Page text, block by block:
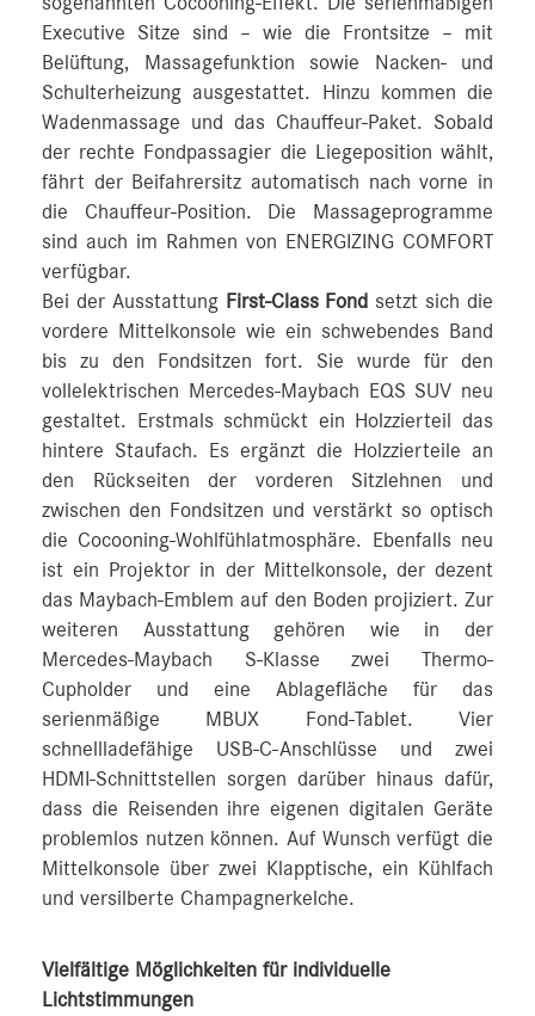
Executive Sitze sind – wie die Frontsitze – mit
Belüftung, Massagefunktion sowie Nacken- und
Schulterheizung ausgestattet. Hinzu kommen die
Wadenmassage und das Chauffeur-Paket. Sobald
der rechte Fondpassagier die Liegeposition wählt,
fährt der Beifahrersitz automatisch nach vorne in
die Chauffeur-Position. Die Massageprogramme
sind auch im Rahmen von ENERGIZING COMFORT
verfügbar.
Bei der Ausstattung First-Class Fond setzt sich die
vordere Mittelkonsole wie ein schwebendes Band
bis zu den Fondsitzen fort. Sie wurde für den
vollelektrischen Mercedes-Maybach EQS SUV neu
gestaltet. Erstmals schmückt ein Holzzierteil das
hintere Staufach. Es ergänzt die Holzzierteile an
den Rückseiten der vorderen Sitzlehnen und
zwischen den Fondsitzen und verstärkt so optisch
die Cocooning-Wohlfühlatmosphäre. Ebenfalls neu
ist ein Projektor in der Mittelkonsole, der dezent
das Maybach-Emblem auf den Boden projiziert. Zur
weiteren Ausstattung gehören wie in der
Mercedes-Maybach S-Klasse zwei Thermo-
Cupholder und eine Ablagefläche für das
serienmäßige MBUX Fond-Tablet. Vier
schnellladefähige USB-C-Anschlüsse und zwei
HDMI-Schnittstellen sorgen darüber hinaus dafür,
dass die Reisenden ihre eigenen digitalen Geräte
problemlos nutzen können. Auf Wunsch verfügt die
Mittelkonsole über zwei Klapptische, ein Kühlfach
und versilberte Champagnerkelche.
Vielfältige Möglichkeiten für individuelle
Lichtstimmungen